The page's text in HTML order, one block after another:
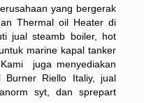
yang bergerak
Thermal oil Heater di
jual steamb boiler, hot
marine kapal tanker
juga menyediakan
Riello Italiy, jual
syt, dan sprepart